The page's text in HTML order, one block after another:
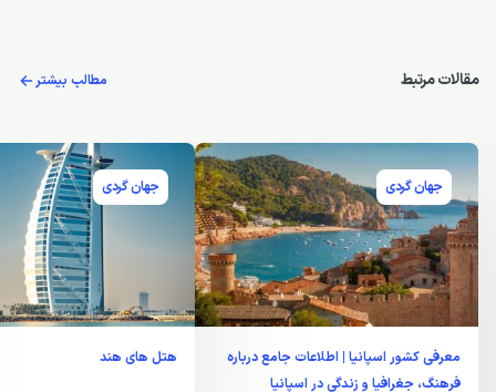
مقالات مرتبط مطالب بیشتر
جهان گردی
معرفی کشور اسپانیا | اطلاعات جامع درباره
فرهنگ، جغرافیا و زندگی در اسپانیا
جهان گردی
هتل های هند